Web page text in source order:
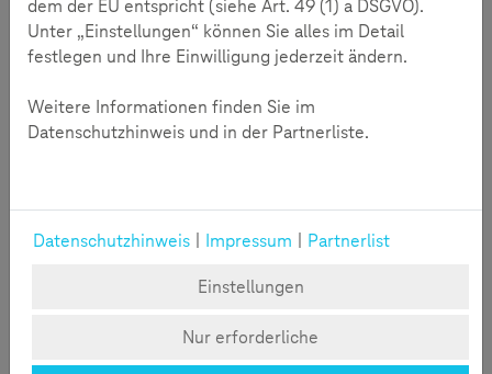
Schülern - wohl auch aufgrund von persönlichen leidvollen
Erfahrungen - ein Anliegen. Durch kreative Methoden wie
sammelten die Schülerinnen und Schüler Ideen, wie sie das
Thema in einen innovativen, künstlerischen und
Weitere Informationen zur Berufsschule für
dem der EU entspricht (siehe Art. 49 (1) a DSGVO).
Unter „Einstellungen“ können Sie alles im Detail
festlegen und Ihre Einwilligung jederzeit ändern.
Weitere Informationen finden Sie im
Datenschutzhinweis und in der Partnerliste.
Datenschutzhinweis Impressum
Partnerlist
Einstellungen
Nur erforderliche